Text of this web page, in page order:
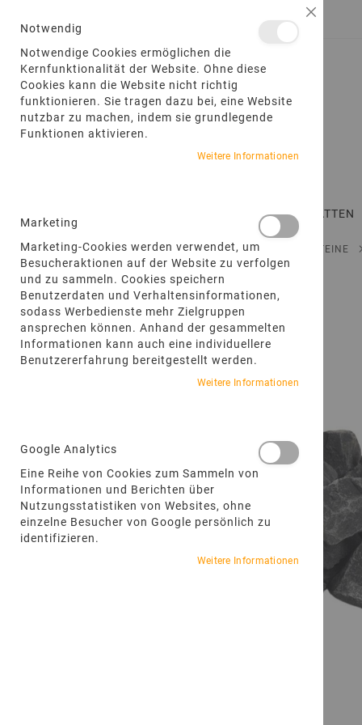
ZUMANMELDEN
TERRASSENPLATTEN
STARTSEITE PRODUKTE WASSERBAU- UND BRUCHSTEINE
Zum
Ende
der
Bildgalerie
springen
Notwendig
Notwendige Cookies ermöglichen die
Kernfunktionalität der Website. Ohne diese
Cookies kann die Website nicht richtig
funktionieren. Sie tragen dazu bei, eine Website
nutzbar zu machen, indem sie grundlegende
Funktionen aktivieren.
Weitere Informationen
Marketing
Marketing-Cookies werden verwendet, um
Besucheraktionen auf der Website zu verfolgen
und zu sammeln. Cookies speichern
Benutzerdaten und Verhaltensinformationen,
sodass Werbedienste mehr Zielgruppen
ansprechen können. Anhand der gesammelten
Informationen kann auch eine individuellere
Benutzererfahrung bereitgestellt werden.
Weitere Informationen
Google Analytics
Eine Reihe von Cookies zum Sammeln von
Informationen und Berichten über
Nutzungsstatistiken von Websites, ohne
einzelne Besucher von Google persönlich zu
identifizieren.
Weitere Informationen